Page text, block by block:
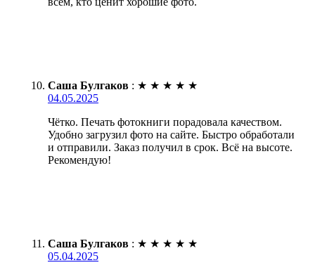
Саша Булгаков : ★ ★ ★ ★ ★
04.05.2025
Чётко. Печать фотокниги порадовала качеством.
Удобно загрузил фото на сайте. Быстро обработали
и отправили. Заказ получил в срок. Всё на высоте.
Рекомендую!
Саша Булгаков : ★ ★ ★ ★ ★
05.04.2025